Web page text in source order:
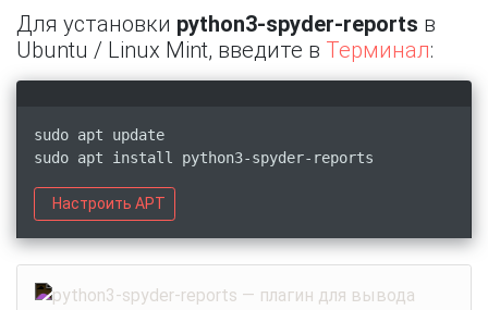
Для установки python3-spyder-reports в
Ubuntu / Linux Mint, введите в Терминал:
sudo apt update
sudo apt install python3-spyder-reports
Настроить APT